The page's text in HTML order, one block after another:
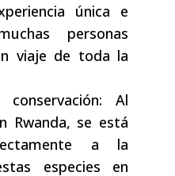
única e
personas
viaje de toda la
Al
Rwanda, se está
a la
especies en